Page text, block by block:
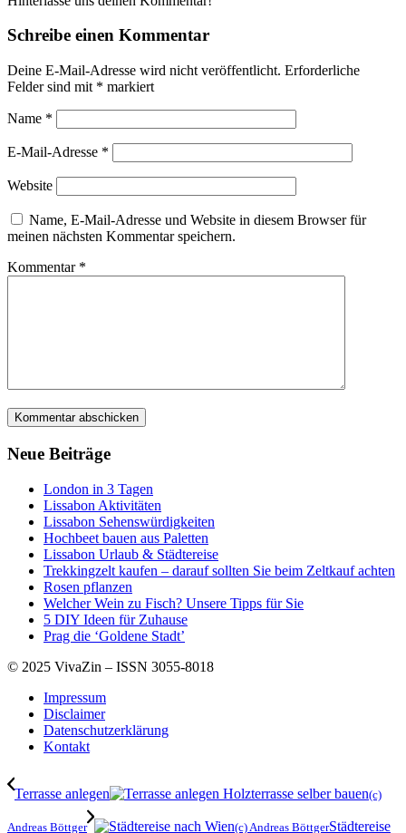
Schreibe einen Kommentar
Deine E-Mail-Adresse wird nicht veröffentlicht. Erforderliche
Felder sind mit * markiert
Name *
E-Mail-Adresse *
Website
Name, E-Mail-Adresse und Website in diesem Browser für
meinen nächsten Kommentar speichern.
Kommentar *
Neue Beiträge
London in 3 Tagen
Lissabon Aktivitäten
Lissabon Sehenswürdigkeiten
Hochbeet bauen aus Paletten
Lissabon Urlaub & Städtereise
Trekkingzelt kaufen – darauf sollten Sie beim Zeltkauf achten
Rosen pflanzen
Welcher Wein zu Fisch? Unsere Tipps für Sie
5 DIY Ideen für Zuhause
Prag die ‘Goldene Stadt’
© 2025 VivaZin – ISSN 3055-8018
Impressum
Disclaimer
Datenschutzerklärung
Kontakt
Terrasse anlegen (c)
Andreas Böttger (c) Andreas BöttgerStädtereise